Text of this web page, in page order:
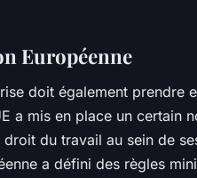
Européenne
doit également prendre
a mis en place un certain
du travail au sein de
a défini des règles